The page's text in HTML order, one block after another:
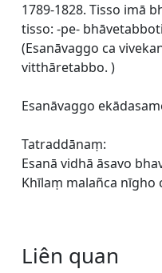
1789-1828. Tisso imā
tisso: -pe-
(Esanāvaggo ca
vitthāretabbo. )
Esanāvaggo
Tatraddānaṃ:
Esanā vidhā āsavo
Khīlaṃ malañca nīgho
Liên quan